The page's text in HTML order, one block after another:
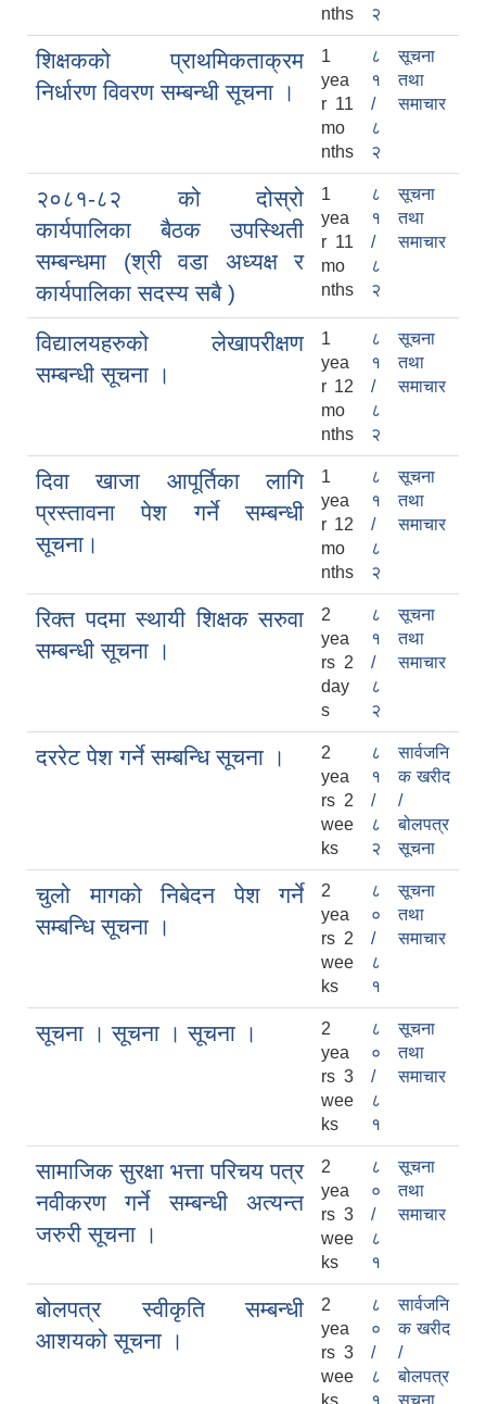
nths
२
शिक्षकको प्राथमिकताक्रम
निर्धारण विवरण सम्बन्धी सूचना ।
1
yea
r 11
mo
nths
८
१
/
८
२
सूचना
तथा
समाचार
२०८१-८२ को दोस्रो
कार्यपालिका बैठक उपस्थिती
सम्बन्धमा (श्री वडा अध्यक्ष र
कार्यपालिका सदस्य सबै )
1
yea
r 11
mo
nths
८
१
/
८
२
सूचना
तथा
समाचार
विद्यालयहरुको लेखापरीक्षण
सम्बन्धी सूचना ।
1
yea
r 12
mo
nths
८
१
/
८
२
सूचना
तथा
समाचार
दिवा खाजा आपूर्तिका लागि
प्रस्तावना पेश गर्ने सम्बन्धी
सूचना।
1
yea
r 12
mo
nths
८
१
/
८
२
सूचना
तथा
समाचार
रिक्त पदमा स्थायी शिक्षक सरुवा
सम्बन्धी सूचना ।
2
yea
rs 2
day
s
८
१
/
८
२
सूचना
तथा
समाचार
दररेट पेश गर्ने सम्बन्धि सूचना ।
2
yea
rs 2
wee
ks
८
१
/
८
२
सार्वजनि
क खरीद
/
बोलपत्र
सूचना
चुलो मागको निबेदन पेश गर्ने
सम्बन्धि सूचना ।
2
yea
rs 2
wee
ks
८
०
/
८
१
सूचना
तथा
समाचार
सूचना । सूचना । सूचना ।
2
yea
rs 3
wee
ks
८
०
/
८
१
सूचना
तथा
समाचार
सामाजिक सुरक्षा भत्ता परिचय पत्र
नवीकरण गर्ने सम्बन्धी अत्यन्त
जरुरी सूचना ।
2
yea
rs 3
wee
ks
८
०
/
८
१
सूचना
तथा
समाचार
बोलपत्र स्वीकृति सम्बन्धी
आशयको सूचना ।
2
yea
rs 3
wee
ks
८
०
/
८
१
सार्वजनि
क खरीद
/
बोलपत्र
सूचना